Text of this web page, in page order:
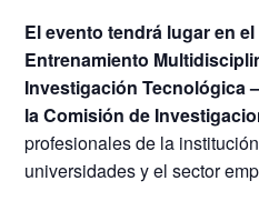
El evento tendrá lugar en
Entrenamiento
Investigación Tecnológica
la Comisión de
profesionales de la
universidades y el sector